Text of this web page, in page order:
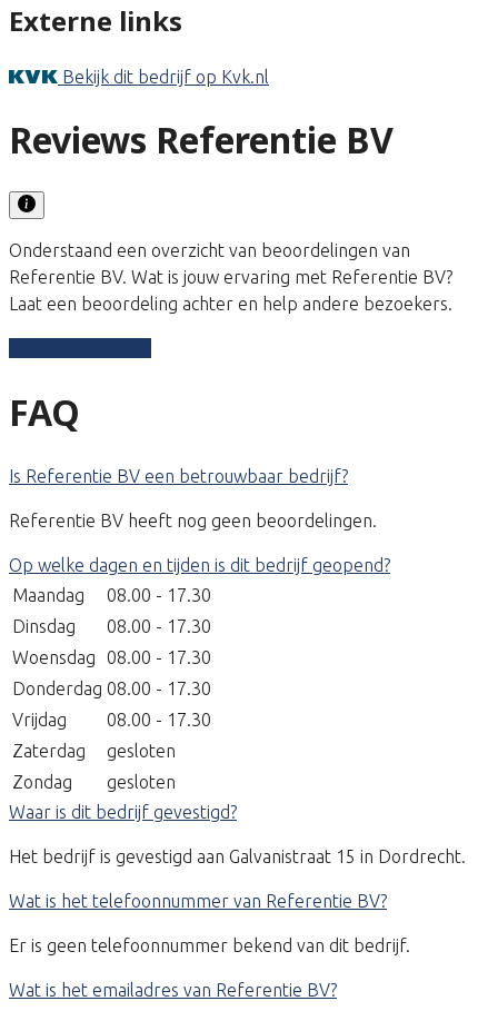
Externe links
Bekijk dit bedrijf op Kvk.nl
Reviews Referentie BV
Onderstaand een overzicht van beoordelingen van
Referentie BV. Wat is jouw ervaring met Referentie BV?
Laat een beoordeling achter en help andere bezoekers.
FAQ
Is Referentie BV een betrouwbaar bedrijf?
Referentie BV heeft nog geen beoordelingen.
Op welke dagen en tijden is dit bedrijf geopend?
Maandag
08.00 - 17.30
Dinsdag
08.00 - 17.30
Woensdag
08.00 - 17.30
Donderdag 08.00 - 17.30
Vrijdag
08.00 - 17.30
Zaterdag
gesloten
Zondag
gesloten
Waar is dit bedrijf gevestigd?
Het bedrijf is gevestigd aan Galvanistraat 15 in Dordrecht.
Wat is het telefoonnummer van Referentie BV?
Er is geen telefoonnummer bekend van dit bedrijf.
Wat is het emailadres van Referentie BV?